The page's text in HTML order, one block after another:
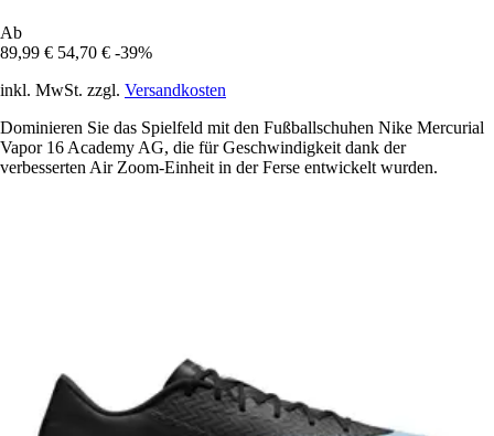
Ab
89,99 € 54,70 € -39%
inkl. MwSt. zzgl. Versandkosten
Dominieren Sie das Spielfeld mit den Fußballschuhen Nike Mercurial
Vapor 16 Academy AG, die für Geschwindigkeit dank der
verbesserten Air Zoom-Einheit in der Ferse entwickelt wurden.